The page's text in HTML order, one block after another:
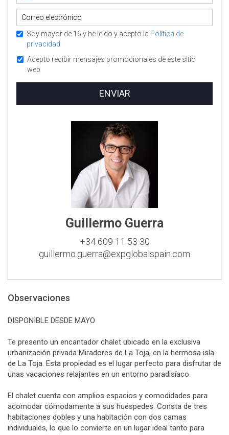
Soy mayor de 16 y he leído y acepto la Política de
privacidad
Acepto recibir mensajes promocionales de este sitio
web
ENVIAR
Guillermo Guerra
+34 609 11 53 30
guillermo.guerra@expglobalspain.com
Observaciones
DISPONIBLE DESDE MAYO
Te presento un encantador chalet ubicado en la exclusiva
urbanización privada Miradores de La Toja, en la hermosa isla
de La Toja. Esta propiedad es el lugar perfecto para disfrutar de
unas vacaciones relajantes en un entorno paradisíaco.
El chalet cuenta con amplios espacios y comodidades para
acomodar cómodamente a sus huéspedes. Consta de tres
habitaciones dobles y una habitación con dos camas
individuales, lo que lo convierte en un lugar ideal tanto para